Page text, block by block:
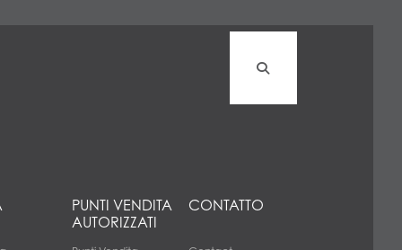
PUNTI VENDITA
AUTORIZZATI
CONTATTO